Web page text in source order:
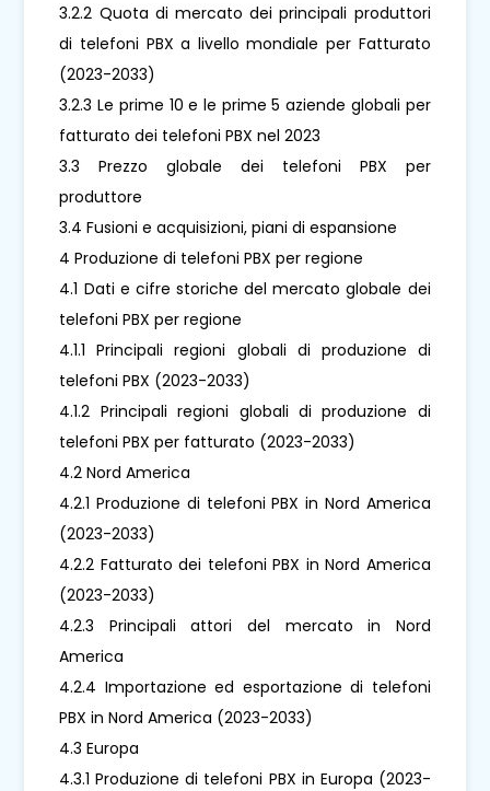
3.2.2 Quota di mercato dei principali produttori
di telefoni PBX a livello mondiale per Fatturato
(2023-2033)
3.2.3 Le prime 10 e le prime 5 aziende globali per
fatturato dei telefoni PBX nel 2023
3.3 Prezzo globale dei telefoni PBX per
produttore
3.4 Fusioni e acquisizioni, piani di espansione
4 Produzione di telefoni PBX per regione
4.1 Dati e cifre storiche del mercato globale dei
telefoni PBX per regione
4.1.1 Principali regioni globali di produzione di
telefoni PBX (2023-2033)
4.1.2 Principali regioni globali di produzione di
telefoni PBX per fatturato (2023-2033)
4.2 Nord America
4.2.1 Produzione di telefoni PBX in Nord America
(2023-2033)
4.2.2 Fatturato dei telefoni PBX in Nord America
(2023-2033)
4.2.3 Principali attori del mercato in Nord
America
4.2.4 Importazione ed esportazione di telefoni
PBX in Nord America (2023-2033)
4.3 Europa
4.3.1 Produzione di telefoni PBX in Europa (2023-